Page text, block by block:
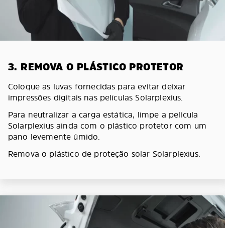
3. REMOVA O PLÁSTICO PROTETOR
Coloque as luvas fornecidas para evitar deixar
impressões digitais nas películas Solarplexius.
Para neutralizar a carga estática, limpe a película
Solarplexius ainda com o plástico protetor com um
pano levemente úmido.
Remova o plástico de proteção solar Solarplexius.